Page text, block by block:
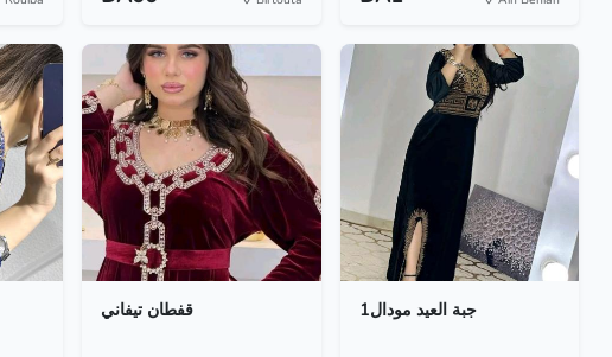
قفطان تيفاني جبة العيد مودال1